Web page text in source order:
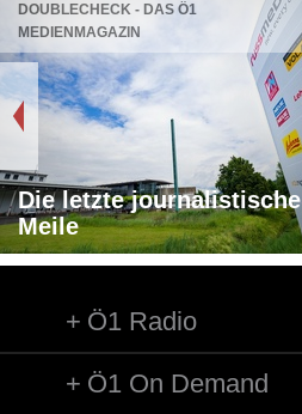
DOUBLECHECK - DAS Ö1
MEDIENMAGAZIN
Die letzte journalistische
Meile
Ö1 Radio
Ö1 On Demand